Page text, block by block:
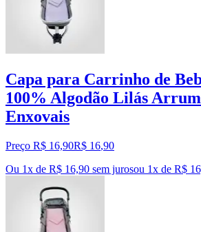
Capa para Carrinho de
100% Algodão Lilás
Enxovais
Preço R$ 16,90R$ 16,90
Ou 1x de R$ 16,90 sem jurosou 1x de R$